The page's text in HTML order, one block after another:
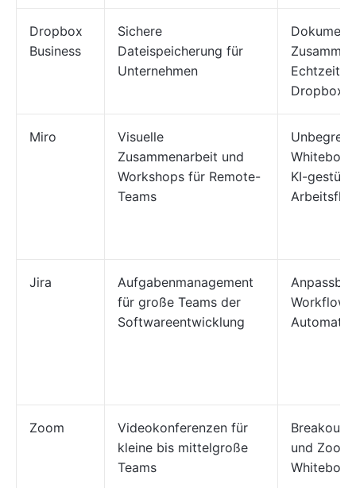
Dropbox
Business
Sichere
Dateispeicherung für
Unternehmen
Echtzeit
Dropbox
Miro
Visuelle
Zusammenarbeit und
Workshops für Remote-
Teams
KI-
Jira
Aufgabenmanagement
für große Teams der
Softwareentwicklung
Zoom
Videokonferenzen für
kleine bis mittelgroße
Teams
Breakout-
und Zoom